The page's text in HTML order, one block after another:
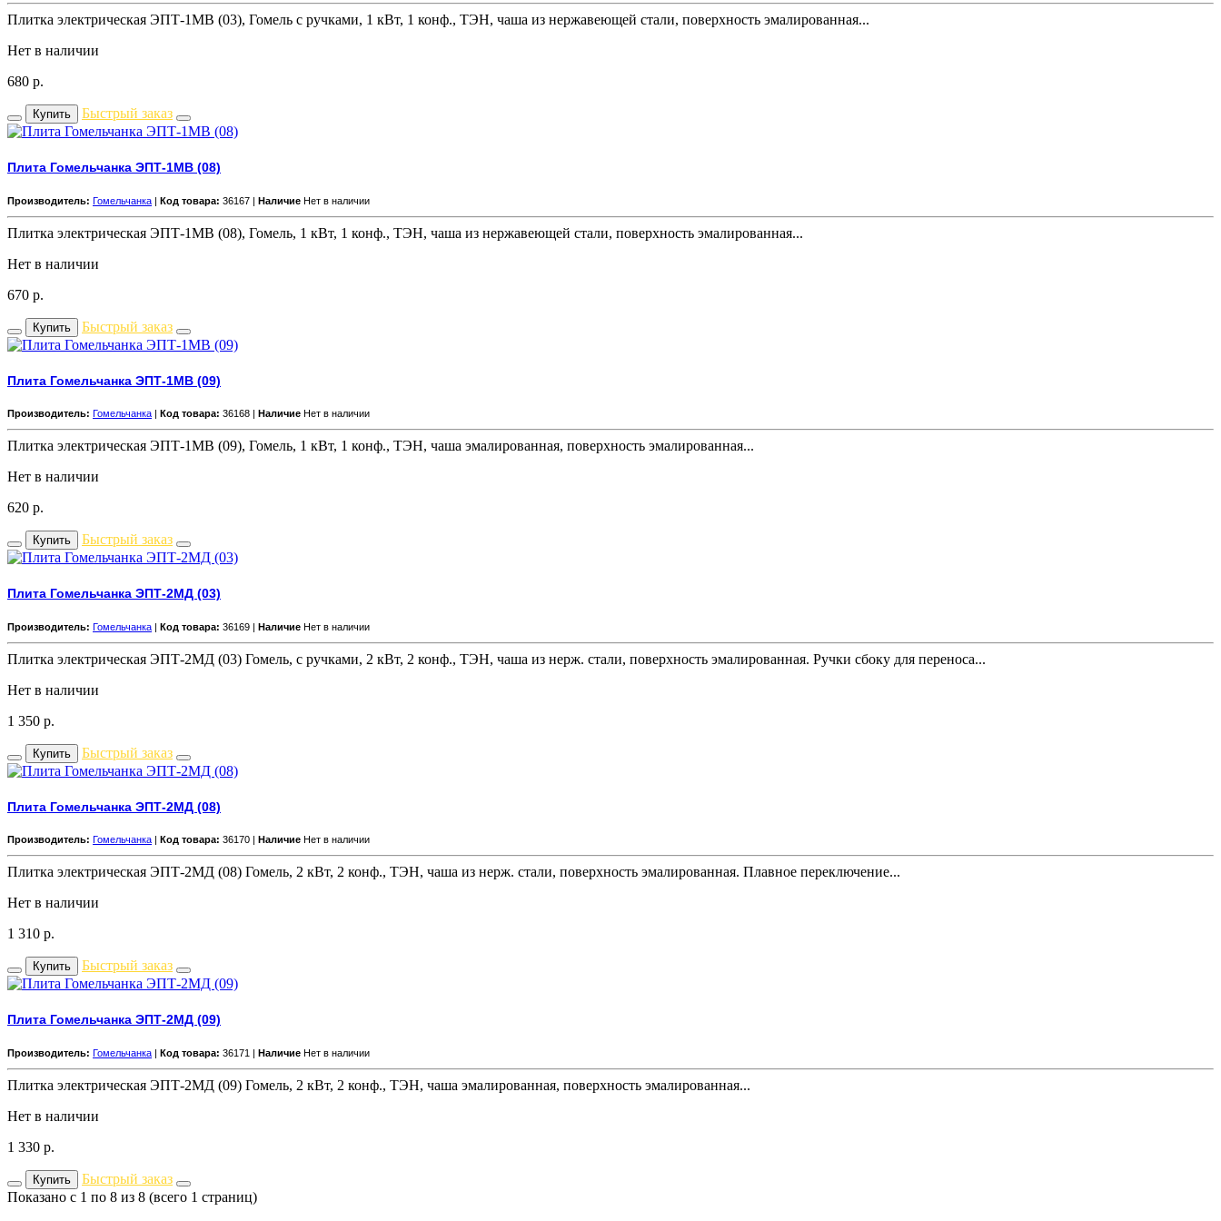
Плитка электрическая ЭПТ-1МВ (03), Гомель с ручками, 1 кВт, 1 конф., ТЭН, чаша из нержавеющей стали, поверхность эмалированная...
Нет в наличии
680 р.
Купить Быстрый заказ
Плита Гомельчанка ЭПТ-1МВ (08)
Производитель: Гомельчанка | Код товара: 36167 | Наличие Нет в наличии
Плитка электрическая ЭПТ-1МВ (08), Гомель, 1 кВт, 1 конф., ТЭН, чаша из нержавеющей стали, поверхность эмалированная...
Нет в наличии
670 р.
Купить Быстрый заказ
Плита Гомельчанка ЭПТ-1МВ (09)
Производитель: Гомельчанка | Код товара: 36168 | Наличие Нет в наличии
Плитка электрическая ЭПТ-1МВ (09), Гомель, 1 кВт, 1 конф., ТЭН, чаша эмалированная, поверхность эмалированная...
Нет в наличии
620 р.
Купить Быстрый заказ
Плита Гомельчанка ЭПТ-2МД (03)
Производитель: Гомельчанка | Код товара: 36169 | Наличие Нет в наличии
Плитка электрическая ЭПТ-2МД (03) Гомель, с ручками, 2 кВт, 2 конф., ТЭН, чаша из нерж. стали, поверхность эмалированная. Ручки сбоку для переноса...
Нет в наличии
1 350 р.
Купить Быстрый заказ
Плита Гомельчанка ЭПТ-2МД (08)
Производитель: Гомельчанка | Код товара: 36170 | Наличие Нет в наличии
Плитка электрическая ЭПТ-2МД (08) Гомель, 2 кВт, 2 конф., ТЭН, чаша из нерж. стали, поверхность эмалированная. Плавное переключение...
Нет в наличии
1 310 р.
Купить Быстрый заказ
Плита Гомельчанка ЭПТ-2МД (09)
Производитель: Гомельчанка | Код товара: 36171 | Наличие Нет в наличии
Плитка электрическая ЭПТ-2МД (09) Гомель, 2 кВт, 2 конф., ТЭН, чаша эмалированная, поверхность эмалированная...
Нет в наличии
1 330 р.
Купить
Быстрый заказ
Показано с 1 по 8 из 8 (всего 1 страниц)